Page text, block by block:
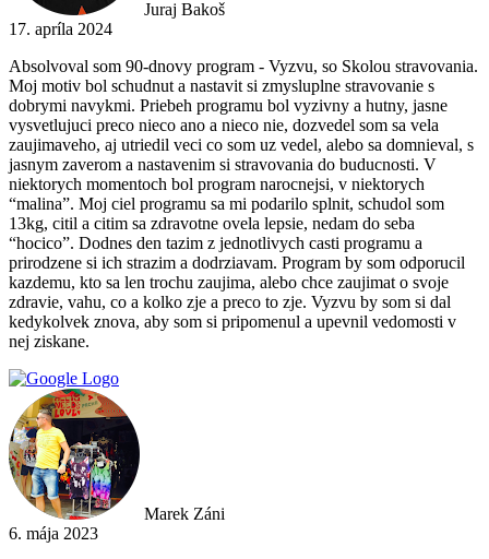
Juraj Bakoš
17. apríla 2024
Absolvoval som 90-dnovy program - Vyzvu, so Skolou stravovania.
Moj motiv bol schudnut a nastavit si zmysluplne stravovanie s
dobrymi navykmi. Priebeh programu bol vyzivny a hutny, jasne
vysvetlujuci preco nieco ano a nieco nie, dozvedel som sa vela
zaujimaveho, aj utriedil veci co som uz vedel, alebo sa domnieval, s
jasnym zaverom a nastavenim si stravovania do buducnosti. V
niektorych momentoch bol program narocnejsi, v niektorych
“malina”. Moj ciel programu sa mi podarilo splnit, schudol som
13kg, citil a citim sa zdravotne ovela lepsie, nedam do seba
“hocico”. Dodnes den tazim z jednotlivych casti programu a
prirodzene si ich strazim a dodrziavam. Program by som odporucil
kazdemu, kto sa len trochu zaujima, alebo chce zaujimat o svoje
zdravie, vahu, co a kolko zje a preco to zje. Vyzvu by som si dal
kedykolvek znova, aby som si pripomenul a upevnil vedomosti v
nej ziskane.
Marek Záni
6. mája 2023